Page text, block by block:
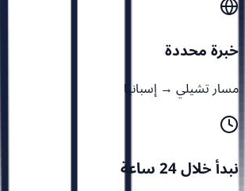
خبرة محددة
مسار تشيلي → إسبانيا
نبدأ خلال 24 ساعة